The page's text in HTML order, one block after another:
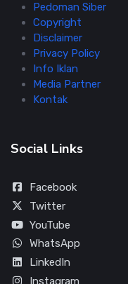
Pedoman Siber
Copyright
Disclaimer
Privacy Policy
Info Iklan
Media Partner
Kontak
Social Links
Facebook
Twitter
YouTube
WhatsApp
LinkedIn
Instagram